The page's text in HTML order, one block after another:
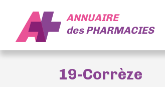
ANNUAIRE
desPHARMACIES
19-Corrèze